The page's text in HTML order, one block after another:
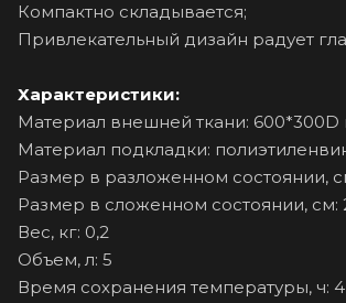
Компактно складывается;
Привлекательный дизайн радует
Характеристики:
Материал внешней ткани: 600*300D
Материал подкладки:
Размер в разложенном состоянии,
Размер в сложенном состоянии, см:
Вес, кг: 0,2
Объем, л: 5
Время сохранения температуры, ч: 4